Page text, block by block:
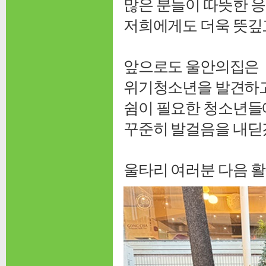
많은 분들이 따뜻한
저희에게도 더욱 뜻
앞으로도 울안의집은
위기청소년을 발견하
쉼이 필요한 청소년
꾸준히 발걸음을 내
울타리 여러분 다음